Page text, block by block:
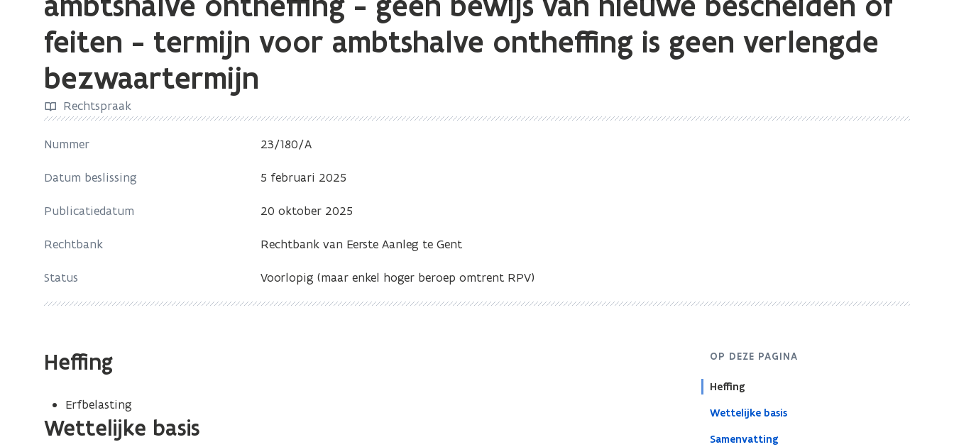
Waardering
onroerend
goed
stedenbouwkundige
inbreuk-
ontheffing
bewijs
nieuwe
bescheiden
termijn
ambtshalve
ontheffing
feiten - termijn voor ambtshalve ontheffing is geen verlengde
bezwaartermijn
Rechtspraak
Nummer 23/180/A
Datum beslissing 5 februari 2025
Publicatiedatum 20 oktober 2025
Rechtbank Rechtbank van Eerste Aanleg te Gent
Status Voorlopig (maar enkel hoger beroep omtrent RPV)
OP DEZE PAGINA
Heffing
Wettelijke basis
Samenvatting
Heffing
Erfbelasting
Wettelijke basis